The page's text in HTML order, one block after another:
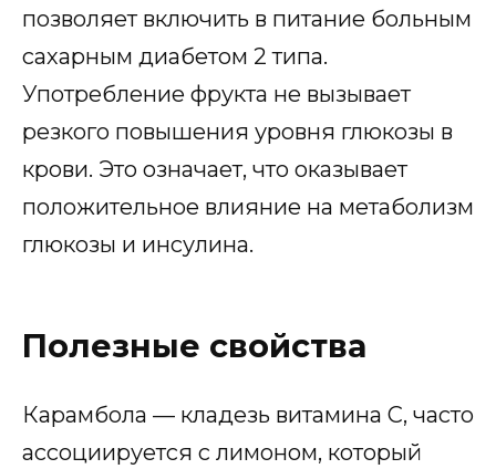
позволяет включить в питание больным
сахарным диабетом 2 типа.
Употребление фрукта не вызывает
резкого повышения уровня глюкозы в
крови. Это означает, что оказывает
положительное влияние на метаболизм
глюкозы и инсулина.
Полезные свойства
Карамбола — кладезь витамина С, часто
ассоциируется с лимоном, который